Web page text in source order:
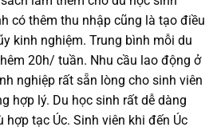
có thêm thu nhập cũng là tạo điều
kinh nghiệm. Trung bình mỗi du
20h/ tuần. Nhu cầu lao động ở
nghiệp rất sẵn lòng cho sinh viên
hợp lý. Du học sinh rất dễ dàng
tạc Úc. Sinh viên khi đến Úc